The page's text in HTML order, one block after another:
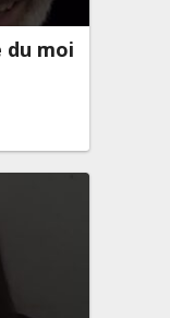
du moi